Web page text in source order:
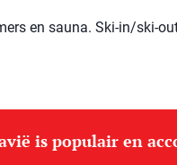
en sauna. Ski-in/ski-
is populair en